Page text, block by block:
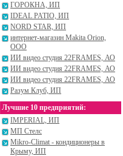
ГОРОКНА, ИП
IDEAL PATIO, ИП
NORD STAR, ИП
интернет-магазин Makita Orion,
ООО
ИИ видео студия 22FRAMES, АО
ИИ видео студия 22FRAMES, АО
ИИ видео студия 22FRAMES, АО
Разум Клуб, ИП
Лучшие 10 предприятий:
IMPERIAL, ИП
МП Стелс
Mikro-Climat - кондиционеры в
Крыму, ИП